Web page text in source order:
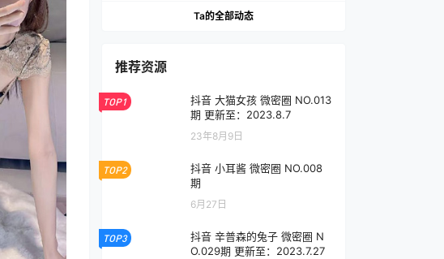
Ta的全部动态
推荐资源
TOP1
抖音 大猫女孩 微密圈 NO.013
期 更新至：2023.8.7
23年8月9日
TOP2
抖音 小耳酱 微密圈 NO.008
期
6月27日
TOP3
抖音 辛普森的兔子 微密圈 N
O.029期 更新至：2023.7.27